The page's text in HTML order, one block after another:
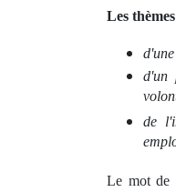
Les
d'un
de
Le mot de